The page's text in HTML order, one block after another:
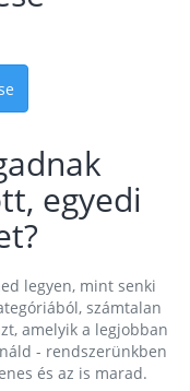
egyedi
legyen, mint senki
számtalan
amelyik a legjobban
- rendszerünkben
és az is marad.